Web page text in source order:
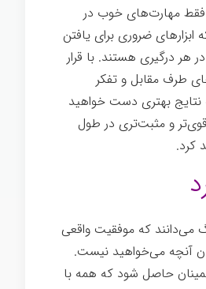
مهارت‌های خوب در
ابزارهای ضروری برای یافتن
هر درگیری هستند. با قرار
طرف مقابل و تفکر
نتایج بهتری دست خواهید
و مثبت‌تری در طول
کرد.
می‌دانند که موفقیت واقعی
آنچه می‌خواهید نیست.
حاصل شود که همه با